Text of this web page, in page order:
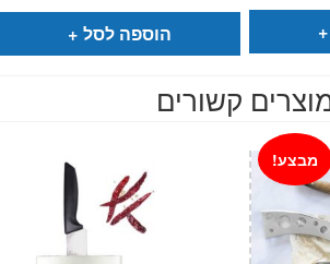
היה:
₪99.
הוא:
הוספה לסל
קשורים
מבצע!